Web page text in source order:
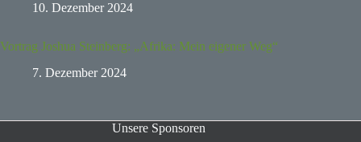
10. Dezember 2024
Vortrag Joshua Steinberg: „Afrika: Mein eigener Weg“
7. Dezember 2024
Unsere Sponsoren